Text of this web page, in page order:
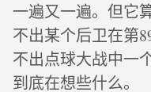
一遍又一遍。但它
不出某个后卫在第
不出点球大战中一
到底在想些什么。